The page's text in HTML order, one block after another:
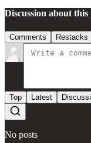
Discussion about this
Comments Restacks
Top Latest
No posts